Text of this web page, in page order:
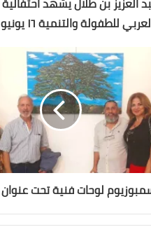
للطفولة والتنمية ١٦ يونيو الجاري
لوحات فنية تحت عنوان